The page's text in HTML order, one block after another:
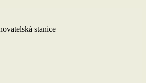
stanice